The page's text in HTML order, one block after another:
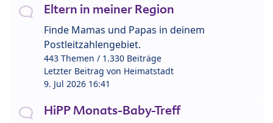
Eltern in meiner Region
Finde Mamas und Papas in deinem
Postleitzahlengebiet.
443 Themen / 1.330 Beiträge
Letzter Beitrag von Heimatstadt
9. Jul 2026 16:41
HiPP Monats-Baby-Treff